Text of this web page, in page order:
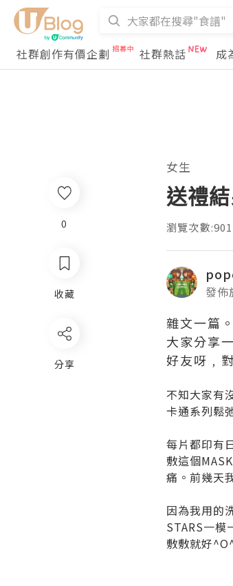
社群創作有價企劃
社群熱話 成
女生
送禮
瀏覽次數:901
發佈
雜文一篇
大家分享
好友呀﹐
不知大家有
卡通系列鬆
每片都印有
敷這個
痛。前幾天
因為我用的
STARS一
敷敷就好
0
收藏
分享